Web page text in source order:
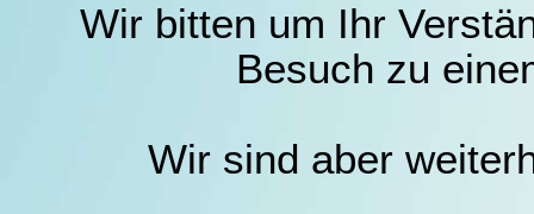
Wir bitten um Ihr
Besuch zu
Wir sind aber